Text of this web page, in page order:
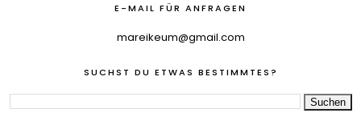
E-MAIL FÜR ANFRAGEN
mareikeum@gmail.com
SUCHST DU ETWAS BESTIMMTES?